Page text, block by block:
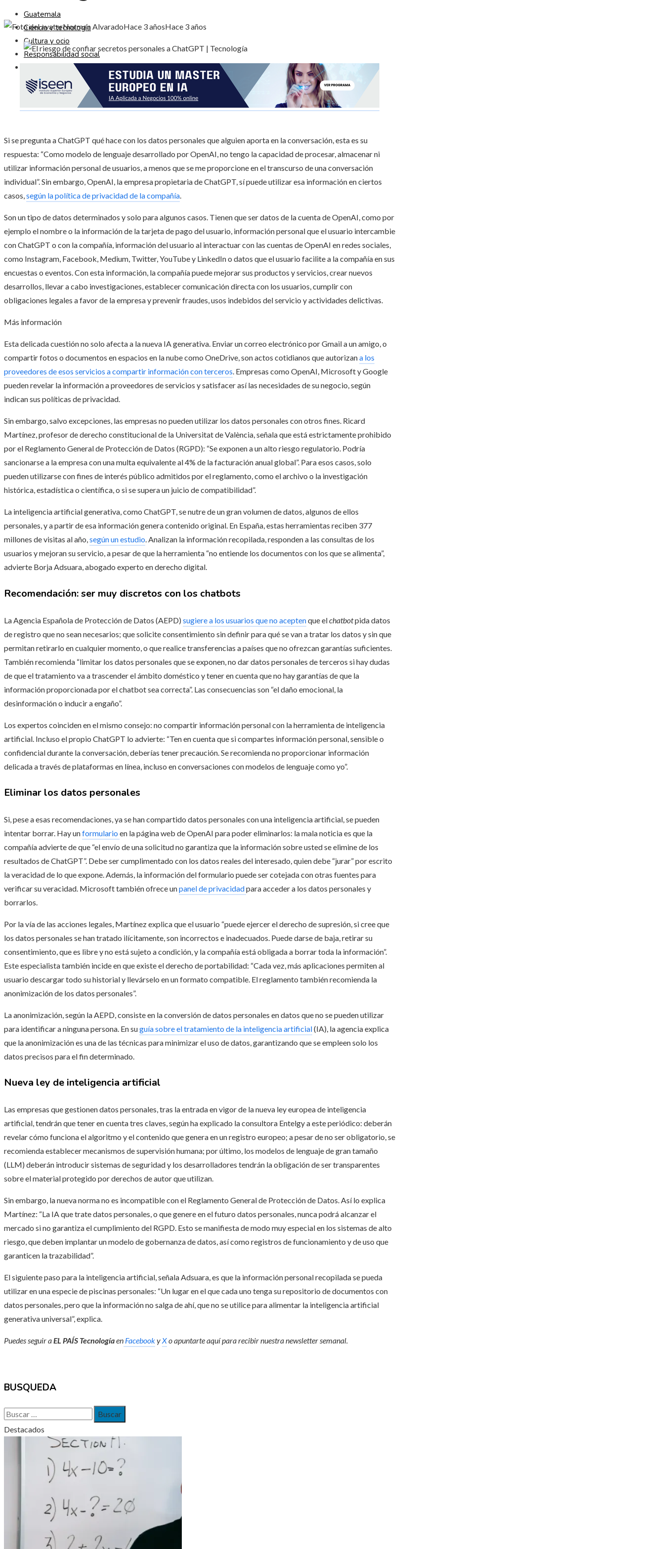
Guatemala
Ciencia y tecnología
Cultura y ocio
Responsabilidad social
Inversiones y negocios
Norman AlvaradoHace 3 añosHace 3 años
Si se pregunta a ChatGPT qué hace con los datos personales que alguien aporta en la conversación, esta es su
respuesta: “Como modelo de lenguaje desarrollado por OpenAI, no tengo la capacidad de procesar, almacenar ni
utilizar información personal de usuarios, a menos que se me proporcione en el transcurso de una conversación
individual”. Sin embargo, OpenAI, la empresa propietaria de ChatGPT, sí puede utilizar esa información en ciertos
casos,según la política de privacidad de la compañía.
Son un tipo de datos determinados y solo para algunos casos. Tienen que ser datos de la cuenta de OpenAI, como por
ejemplo el nombre o la información de la tarjeta de pago del usuario, información personal que el usuario intercambie
con ChatGPT o con la compañía, información del usuario al interactuar con las cuentas de OpenAI en redes sociales,
como Instagram, Facebook, Medium, Twitter, YouTube y LinkedIn o datos que el usuario facilite a la compañía en sus
encuestas o eventos. Con esta información, la compañía puede mejorar sus productos y servicios, crear nuevos
desarrollos, llevar a cabo investigaciones, establecer comunicación directa con los usuarios, cumplir con
obligaciones legales a favor de la empresa y prevenir fraudes, usos indebidos del servicio y actividades delictivas.
Más información
Esta delicada cuestión no solo afecta a la nueva IA generativa. Enviar un correo electrónico por Gmail a un amigo, o
compartir fotos o documentos en espacios en la nube como OneDrive, son actos cotidianos que autorizana los
proveedores de esos servicios a compartir información con terceros. Empresas como OpenAI, Microsoft y Google
pueden revelar la información a proveedores de servicios y satisfacer así las necesidades de su negocio, según
indican sus políticas de privacidad.
Sin embargo, salvo excepciones, las empresas no pueden utilizar los datos personales con otros fines. Ricard
Martínez, profesor de derecho constitucional de la Universitat de València, señala que está estrictamente prohibido
por el Reglamento General de Protección de Datos (RGPD): “Se exponen a un alto riesgo regulatorio. Podría
sancionarse a la empresa con una multa equivalente al 4% de la facturación anual global”. Para esos casos, solo
pueden utilizarse con fines de interés público admitidos por el reglamento, como el archivo o la investigación
histórica, estadística o científica, o si se supera un juicio de compatibilidad”.
La inteligencia artificial generativa, como ChatGPT, se nutre de un gran volumen de datos, algunos de ellos
personales, y a partir de esa información genera contenido original. En España, estas herramientas reciben 377
millones de visitas al año,según un estudio. Analizan la información recopilada, responden a las consultas de los
usuarios y mejoran su servicio, a pesar de que la herramienta “no entiende los documentos con los que se alimenta”,
advierte Borja Adsuara, abogado experto en derecho digital.
Recomendación: ser muy discretos con los chatbots
La Agencia Española de Protección de Datos (AEPD) sugierea los usuarios que no aceptenque elchatbotpida datos
de registro que no sean necesarios; que solicite consentimiento sin definir para qué se van a tratar los datos y sin que
permitan retirarlo en cualquier momento, o que realice transferencias a países que no ofrezcan garantías suficientes.
También recomienda “limitar los datos personales que se exponen, no dar datos personales de terceros si hay dudas
de que el tratamiento va a trascender el ámbito doméstico y tener en cuenta que no hay garantías de que la
información proporcionada por el chatbot sea correcta”. Las consecuencias son “el daño emocional, la
desinformación o inducir a engaño”.
Los expertos coinciden en el mismo consejo: no compartir información personal con la herramienta de inteligencia
artificial. Incluso el propio ChatGPT lo advierte: “Ten en cuenta que si compartes información personal, sensible o
confidencial durante la conversación, deberías tener precaución. Se recomienda no proporcionar información
delicada a través de plataformas en línea, incluso en conversaciones con modelos de lenguaje como yo”.
Eliminar los datos personales
Si, pese a esas recomendaciones, ya se han compartido datos personales con una inteligencia artificial, se pueden
intentar borrar. Hay unformulario en la página web de OpenAI para poder eliminarlos: la mala noticia es que la
compañía advierte de que “el envío de una solicitud no garantiza que la información sobre usted se elimine de los
resultados de ChatGPT”. Debe ser cumplimentado con los datos reales del interesado, quien debe “jurar” por escrito
la veracidad de lo que expone. Además, la información del formulario puede ser cotejada con otras fuentes para
verificar su veracidad. Microsoft también ofrece unpanel de privacidadpara acceder a los datos personales y
borrarlos.
Por la vía de las acciones legales, Martínez explica que el usuario “puede ejercer el derecho de supresión, si cree que
los datos personales se han tratado ilícitamente, son incorrectos e inadecuados. Puede darse de baja, retirar su
consentimiento, que es libre y no está sujeto a condición, y la compañía está obligada a borrar toda la información”.
Este especialista también incide en que existe el derecho de portabilidad: “Cada vez, más aplicaciones permiten al
usuario descargar todo su historial y llevárselo en un formato compatible. El reglamento también recomienda la
anonimización de los datos personales”.
La anonimización, según la AEPD, consiste en la conversión de datos personales en datos que no se pueden utilizar
para identificar a ninguna persona. En suguíasobre el tratamiento de la inteligencia artificial(IA), la agencia explica
que la anonimización es una de las técnicas para minimizar el uso de datos, garantizando que se empleen solo los
datos precisos para el fin determinado.
Nueva ley de inteligencia artificial
Las empresas que gestionen datos personales, tras la entrada en vigor de la nueva ley europea de inteligencia
artificial, tendrán que tener en cuenta tres claves, según ha explicado la consultora Entelgy a este periódico: deberán
revelar cómo funciona el algoritmo y el contenido que genera en un registro europeo; a pesar de no ser obligatorio, se
recomienda establecer mecanismos de supervisión humana; por último, los modelos de lenguaje de gran tamaño
(LLM) deberán introducir sistemas de seguridad y los desarrolladores tendrán la obligación de ser transparentes
sobre el material protegido por derechos de autor que utilizan.
Sin embargo, la nueva norma no es incompatible con el Reglamento General de Protección de Datos. Así lo explica
Martínez: “La IA que trate datos personales, o que genere en el futuro datos personales, nunca podrá alcanzar el
mercado si no garantiza el cumplimiento del RGPD. Esto se manifiesta de modo muy especial en los sistemas de alto
riesgo, que deben implantar un modelo de gobernanza de datos, así como registros de funcionamiento y de uso que
garanticen la trazabilidad”.
El siguiente paso para la inteligencia artificial, señala Adsuara, es que la información personal recopilada se pueda
utilizar en una especie de piscinas personales: “Un lugar en el que cada uno tenga su repositorio de documentos con
datos personales, pero que la información no salga de ahí, que no se utilice para alimentar la inteligencia artificial
generativa universal”, explica.
Puedes seguir aEL PAÍS Tecnologíaen FacebookyXo apuntarte aquí para recibir nuestranewsletter semanal.
BUSQUEDA
Buscar:
Destacados